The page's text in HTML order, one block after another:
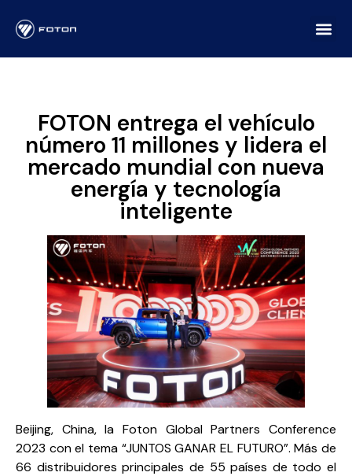
FOTON entrega el vehículo
número 11 millones y lidera el
mercado mundial con nueva
energía y tecnología
inteligente
Beijing, China, la Foton Global Partners Conference
2023 con el tema “JUNTOS GANAR EL FUTURO”. Más de
66 distribuidores principales de 55 países de todo el